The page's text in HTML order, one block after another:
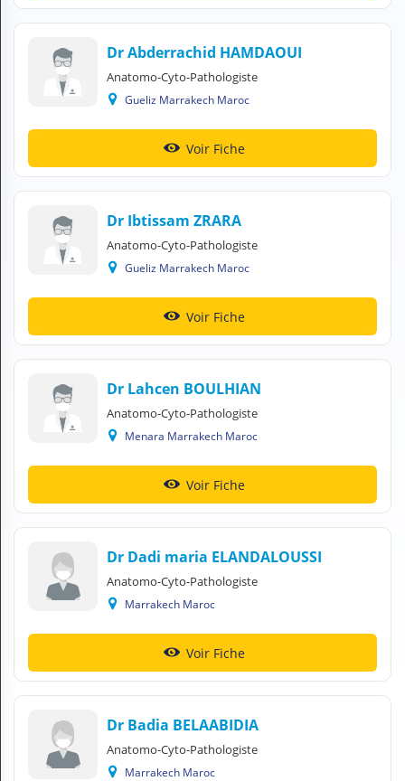
FR Français
Se connecter
Dr Abderrachid HAMDAOUI
Anatomo-Cyto-Pathologiste
Gueliz Marrakech Maroc
Voir Fiche
Dr Ibtissam ZRARA
Anatomo-Cyto-Pathologiste
Gueliz Marrakech Maroc
Voir Fiche
Dr Lahcen BOULHIAN
Anatomo-Cyto-Pathologiste
Menara Marrakech Maroc
Voir Fiche
Dr Dadi maria ELANDALOUSSI
Anatomo-Cyto-Pathologiste
Marrakech Maroc
Voir Fiche
Dr Badia BELAABIDIA
Anatomo-Cyto-Pathologiste
Marrakech Maroc